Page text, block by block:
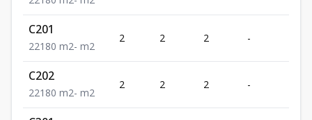
C201
221 80 m2- m2
2 2 2 -
C202
221 80 m2- m2
2 2 2 -